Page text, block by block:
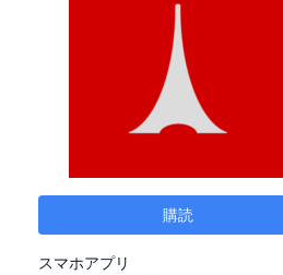
購読
スマホアプリ